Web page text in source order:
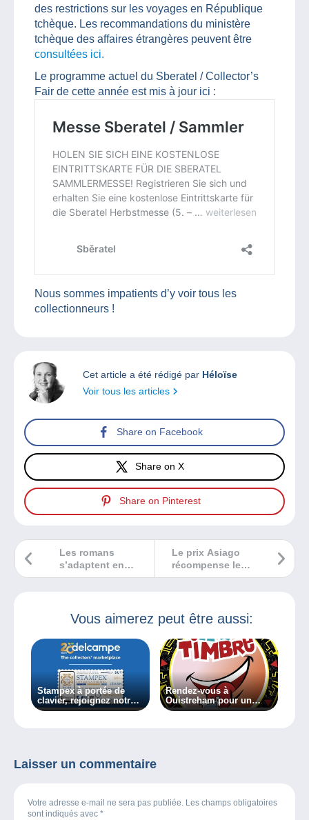
des restrictions sur les voyages en République
tchèque. Les recommandations du ministère
tchèque des affaires étrangères peuvent être
consultées ici.
Le programme actuel du Sberatel / Collector’s
Fair de cette année est mis à jour ici :
Nous sommes impatients d’y voir tous les
collectionneurs !
Cet article a été rédigé par Héloïse
Voir tous les articles
Share on Facebook
Share on X
Share on Pinterest
Le prix Asiago
récompense le
timbre de Post
« Tourisme »
Les romans
s’adaptent en
bandes dessinées
Vous aimerez peut être aussi:
Stampex à portée de
clavier, rejoignez notre
stand depuis votre
Rendez-vous à
Ouistreham pour un
salon maxi-timbré en
Laisser un commentaire
Votre adresse e-mail ne sera pas publiée. Les champs obligatoires
sont indiqués avec *